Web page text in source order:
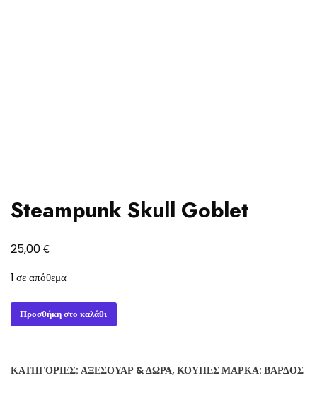
Steampunk Skull Goblet
25,00€
1 σε απόθεμα
Steampunk
Skull
Προσθήκη στο καλάθι
ΚΑΤΗΓΟΡΊΕΣ: ΑΞΕΣΟΥΆΡ & ΔΏΡΑ, ΚΟΎΠΕΣΜΆΡΚΑ: ΒΆΡΔΟΣ